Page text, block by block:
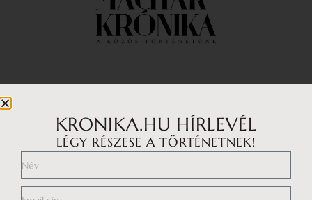
Médiaajánlat
Adatkezelési tájékoztató
KRONIKA.HU HÍRLEVÉL
LÉGY RÉSZESE A TÖRTÉNETNEK!